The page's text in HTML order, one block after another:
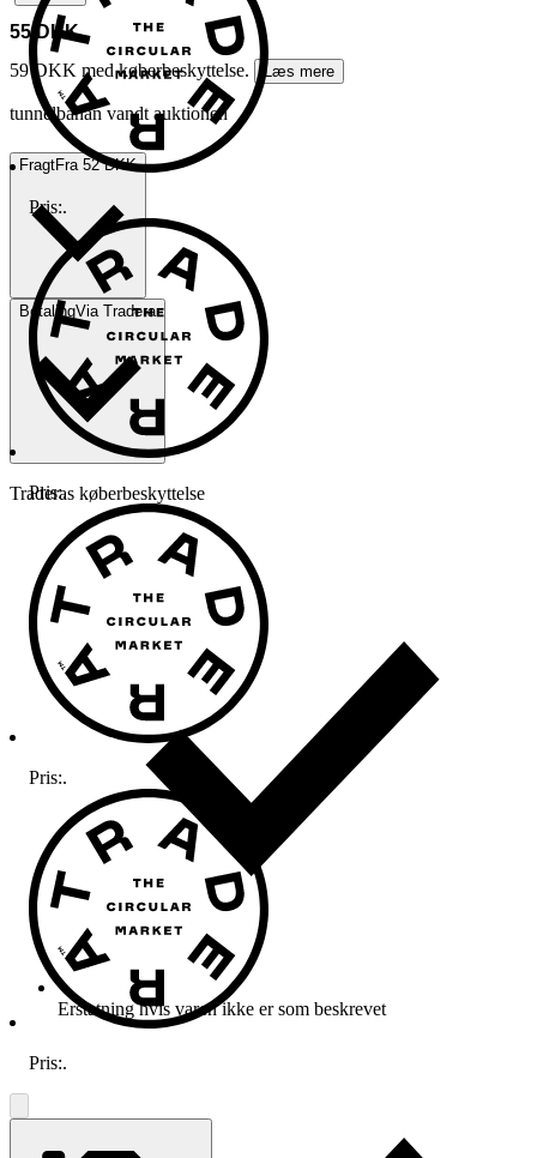
55 DKK
59 DKK med køberbeskyttelse.
Læs mere
tunnelbanan vandt auktionen
FragtFra 52 DKK
BetalingVia Tradera
Traderas køberbeskyttelse
Erstatning hvis varen ikke er som beskrevet
Pris:.
Pris:.
Pris:.
Pris:.